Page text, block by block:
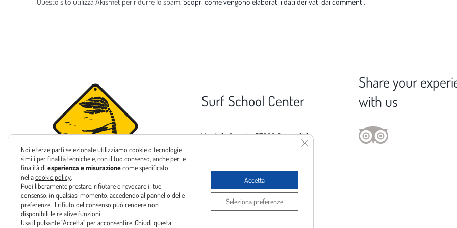
Surf School Center
Via delle Gorette, 57023 Cecina (LI)
Email:info@spot1.it
Share your
with us
Noi e terze parti selezionate utilizziamo cookie o tecnologie
simili per finalità tecniche e, con il tuo consenso, anche per le
finalità di esperienza e misurazionecome specificato
nellacookie policy
Puoi liberamente prestare, rifiutare o revocare il tuo
consenso, in qualsiasi momento, accedendo al pannello delle
preferenze. Il rifiuto del consenso può rendere non
disponibili le relative funzioni.
Usa il pulsante “Accetta” per acconsentire. Chiudi questa
Accetta
Seleziona preferenze
Close GDPR Cookie Banner